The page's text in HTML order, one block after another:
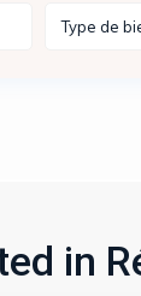
Type de
in